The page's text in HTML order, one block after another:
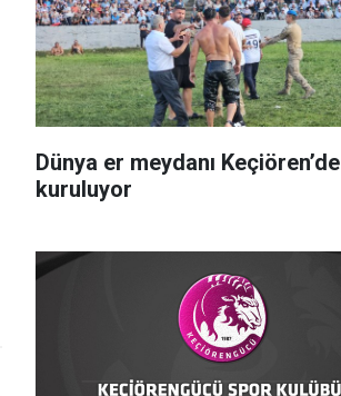
Dünya er meydanı Keçiören’de
kuruluyor